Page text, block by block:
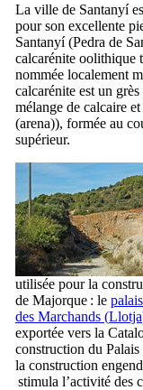
La ville de Santanyí
pour son excellente
Santanyí(Pedra de
calcarénite oolithique
nommée localement
calcarénite est un grès
mélange de calcaire
(arena)), formée au
supérieur.
utilisée pour la
de Majorque : le
des Marchands (Llotja
exportée vers la
construction du Palais
la construction
stimula l’activité des